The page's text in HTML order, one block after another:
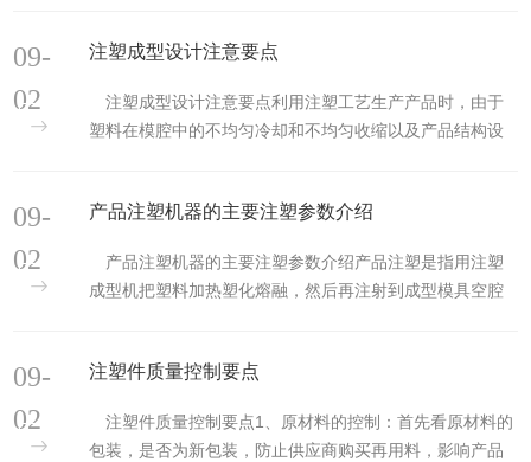
寸精确，产品易更新换代，能成形状复杂的制件，注塑成
塑压...
注塑成型设计注意要点
注塑成型设计注意要点利用注塑工艺生产产品时，由于
塑料在模腔中的不均匀冷却和不均匀收缩以及产品结构设
品，我们必须在设计产品时充分考虑其结构工艺性，下面
法。...
09-
02
产品注塑机器的主要注塑参数介绍
产品注塑机器的主要注塑参数介绍产品注塑是指用注塑
成型机把塑料加热塑化熔融，然后再注射到成型模具空腔
多，应用范围也比较广，特别是在纺织设备和汽车制造业
人...
09-
02
注塑件质量控制要点
注塑件质量控制要点1、原材料的控制：首先看原材料的
包装，是否为新包装，防止供应商购买再用料，影响产品
09-
02